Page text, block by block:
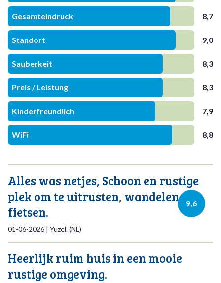
Gesamteindruck 8,7
Standort 9,0
Sauberkeit 8,3
Preis / Leistung 8,3
Kinderfreundlich 7,9
WiFi 8,8
Alles was netjes, Schoon en rustige
plek om te uitrusten, wandelen en
fietsen.
01-06-2026 | Yuzel.(NL)
9,6
Heerlijk ruim huis in een mooie
rustige omgeving.